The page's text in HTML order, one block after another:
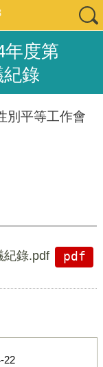
年度第
錄
別平等工作會
紀錄.pdf
pdf
22